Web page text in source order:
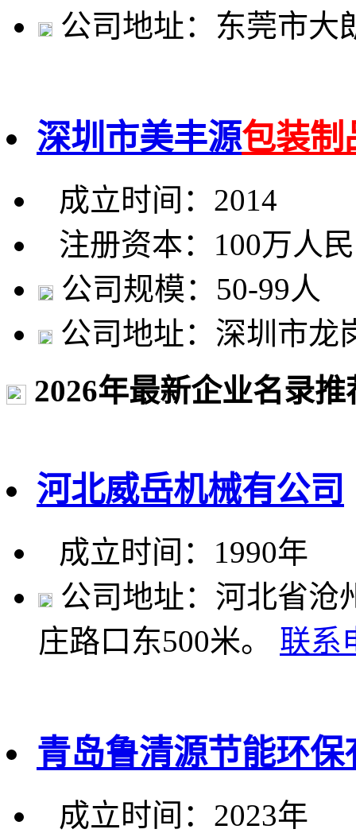
公司地址：东莞市大
深圳市美丰源包装制
成立时间：2014
注册资本：100万人
公司规模：50-99人
公司地址：深圳市龙
2026年最新企业名录推
河北威岳机械有公司
成立时间：1990年
公司地址：河北省沧
庄路口东500米。
联系
青岛鲁清源节能环保
成立时间：2023年